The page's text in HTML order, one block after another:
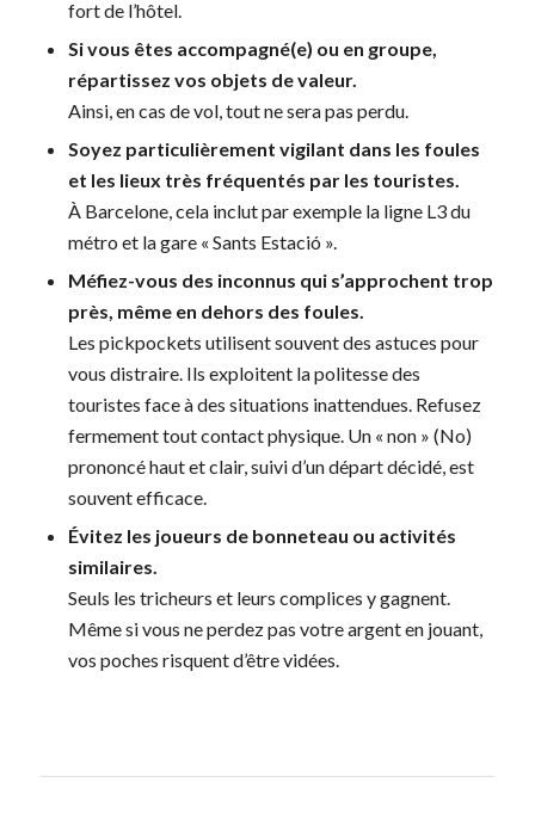
fort de l’hôtel.
Si vous êtes accompagné(e) ou en groupe,
répartissez vos objets de valeur.
Ainsi, en cas de vol, tout ne sera pas perdu.
Soyez particulièrement vigilant dans les foules
et les lieux très fréquentés par les touristes.
À Barcelone, cela inclut par exemple la ligne L3 du
métro et la gare « Sants Estació ».
Méfiez-vous des inconnus qui s’approchent trop
près, même en dehors des foules.
Les pickpockets utilisent souvent des astuces pour
vous distraire. Ils exploitent la politesse des
touristes face à des situations inattendues. Refusez
fermement tout contact physique. Un « non » (No)
prononcé haut et clair, suivi d’un départ décidé, est
souvent efficace.
Évitez les joueurs de bonneteau ou activités
similaires.
Seuls les tricheurs et leurs complices y gagnent.
Même si vous ne perdez pas votre argent en jouant,
vos poches risquent d’être vidées.